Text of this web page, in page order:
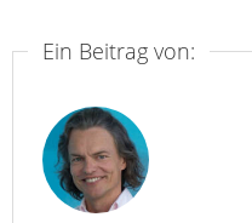
Ein Beitrag von: